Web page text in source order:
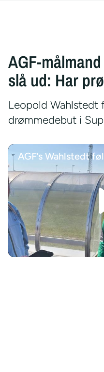
AGF-
slå ud: Har
Leopold Wahlstedt
drømmedebut i
/